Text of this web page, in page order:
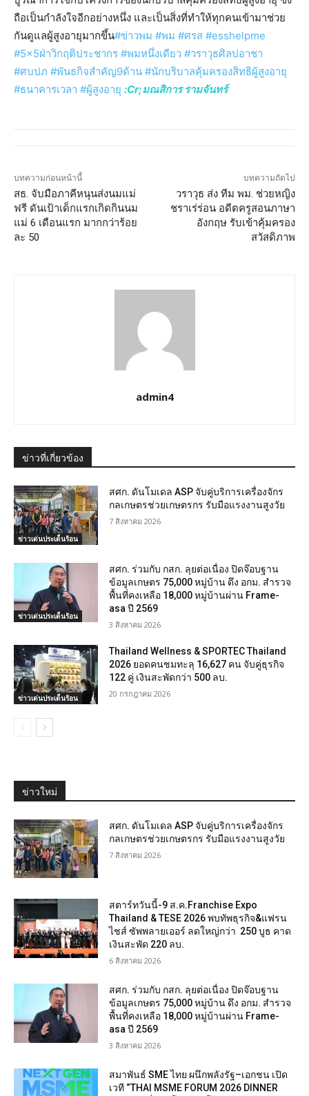
ถือเป็นกำลังใจอีกอย่างหนึ่ง และเป็นสิ่งที่ทำให้ทุกคนเข้ามาช่วย
กันดูแลผู้สูงอายุมากขึ้น#ข่าวพม #พม #ศรส #esshelpme
#5×5ฝ่าวิกฤติประชากร #พมหนึ่งเดียว #วราวุธศิลปอาชา
#ศบปภ #พันธกิจสำคัญ9ด้าน #นักบริบาลคุ้มครองสิทธิผู้สูงอายุ
#ธนาคารเวลา #ผู้สูงอายุ :Cr;มณสิการ รามจันทร์
บทความก่อนหน้านี้
สธ. จับมือภาคีหนุนส่งนมแม่
ฟรี ดันเป้าเด็กแรกเกิดกินนม
แม่ 6 เดือนแรก มากกว่าร้อย
ละ 50
บทความถัดไป
วราวุธ ส่ง ทีม พม. ช่วยหญิง
ชราเร่ร่อน อดีตครูสอนภาษา
อังกฤษ รับเข้าคุ้มครอง
สวัสดิภาพ
admin4
ข่าวที่เกี่ยวข้อง
ข่าวเด่นประเด็นร้อน
สศก. ดันโมเดล ASP จับคู่บริการเครื่องจักร
กลเกษตรช่วยเกษตรกร รับมือแรงงานสูงวัย
7 สิงหาคม 2026
ข่าวเด่นประเด็นร้อน
สศก. ร่วมกับ กสก. ลุยต่อเนื่อง ปิดจ๊อบฐาน
ข้อมูลเกษตร 75,000 หมู่บ้าน ดึง อกม. สำรวจ
พื้นที่คงเหลือ 18,000 หมู่บ้านผ่าน Frame-
asa ปี 2569
3 สิงหาคม 2026
ข่าวเด่นประเด็นร้อน
Thailand Wellness & SPORTEC Thailand
2026 ยอดคนชมทะลุ 16,627 คน จับคู่ธุรกิจ
122 คู่ เงินสะพัดกว่า 500 ลบ.
20 กรกฎาคม 2026
ข่าวใหม่
สศก. ดันโมเดล ASP จับคู่บริการเครื่องจักร
กลเกษตรช่วยเกษตรกร รับมือแรงงานสูงวัย
7 สิงหาคม 2026
สตาร์ทวันนี้-9 ส.ค.Franchise Expo
Thailand & TESE 2026 พบทัพธุรกิจ&แฟรน
ไชส์ ซัพพลายเออร์ ลดใหญ่กว่า 250 บูธ คาด
เงินสะพัด 220 ลบ.
6 สิงหาคม 2026
สศก. ร่วมกับ กสก. ลุยต่อเนื่อง ปิดจ๊อบฐาน
ข้อมูลเกษตร 75,000 หมู่บ้าน ดึง อกม. สำรวจ
พื้นที่คงเหลือ 18,000 หมู่บ้านผ่าน Frame-
asa ปี 2569
3 สิงหาคม 2026
สมาพันธ์ SME ไทย ผนึกพลังรัฐ–เอกชน เปิด
เวที “THAI MSME FORUM 2026 DINNER